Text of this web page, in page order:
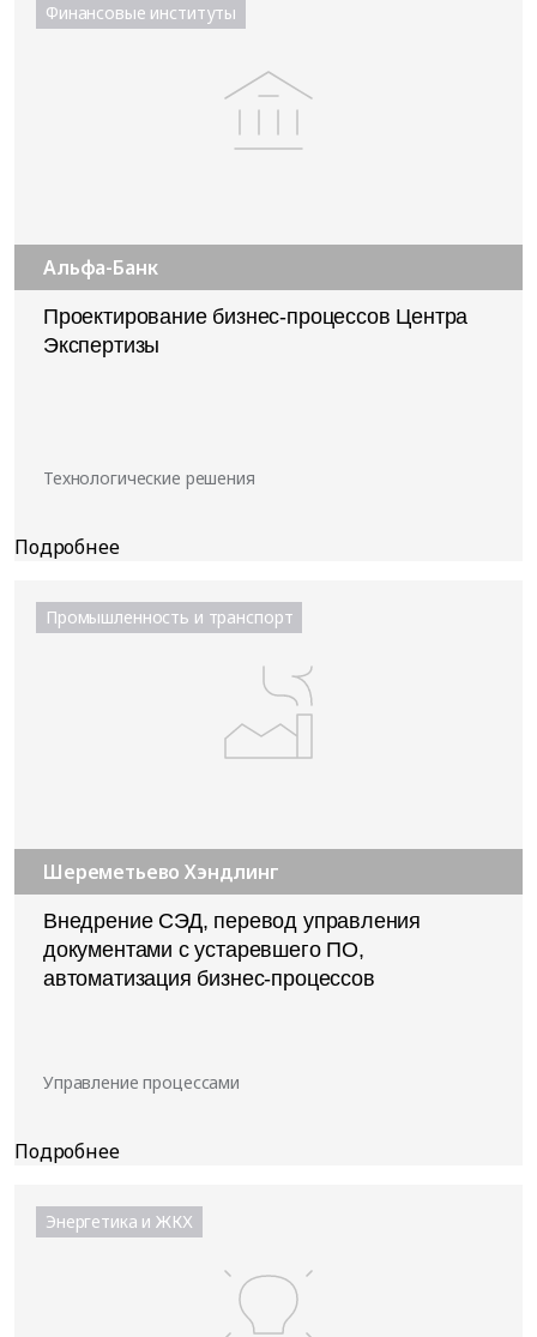
Финансовые институты
Альфа-Банк
Проектирование бизнес-процессов Центра
Экспертизы
Технологические решения
Промышленность и транспорт
Шереметьево Хэндлинг
Внедрение СЭД, перевод управления
документами с устаревшего ПО,
автоматизация бизнес-процессов
Управление процессами
Энергетика и ЖКХ